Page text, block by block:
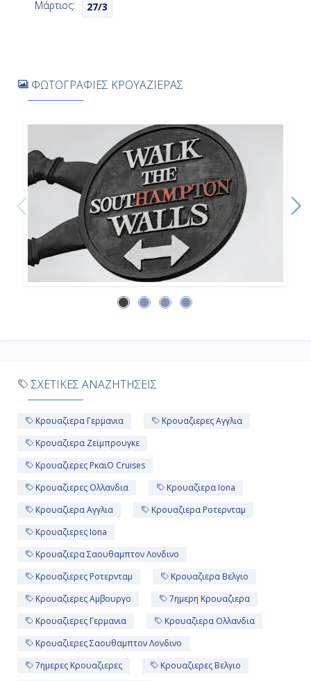
Σαουθάμπτον (Λονδίνο), Αγγλία
Μάρτιος:
27/3
ΦΩΤΟΓΡΑΦΙΕΣ ΚΡΟΥΑΖΙΕΡΑΣ
ΣΧΕΤΙΚΕΣ ΑΝΑΖΗΤΗΣΕΙΣ
Κρουαζιερα Γερμανια
Κρουαζιερες Αγγλια
Κρουαζιερα Ζεϊμπρουγκε
Κρουαζιερες PκαιO Cruises
Κρουαζιερες Ολλανδια
Κρουαζιερα Iona
Κρουαζιερα Αγγλια
Κρουαζιερα Ροτερνταμ
Κρουαζιερες Iona
Κρουαζιερα Σαουθαμπτον Λονδινο
Κρουαζιερες Ροτερνταμ
Κρουαζιερα Βελγιο
Κρουαζιερες Αμβουργο
7ημερη Κρουαζιερα
Κρουαζιερες Γερμανια
Κρουαζιερα Ολλανδια
Κρουαζιερες Σαουθαμπτον Λονδινο
7ημερες Κρουαζιερες
Κρουαζιερες Βελγιο